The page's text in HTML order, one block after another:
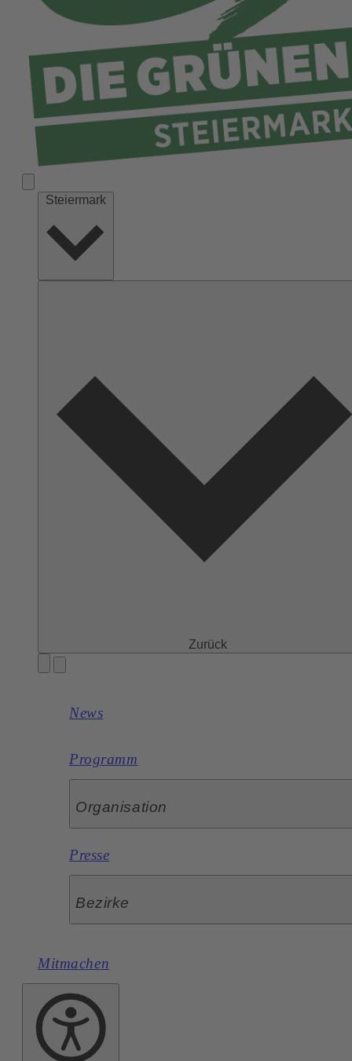
Murtal
Südoststeiermark
Voitsberg
Steiermark
Zurück
News
Programm
Organisation
Presse
Bezirke
Mitmachen